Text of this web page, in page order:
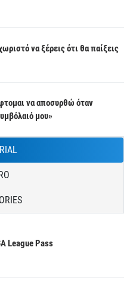
να ξέρεις ότι θα παίξεις
να αποσυρθώ όταν
μου»
League Pass